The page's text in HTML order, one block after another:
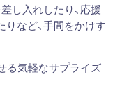
し入れしたり、応援
など、手間をかけす
る気軽なサプライズ